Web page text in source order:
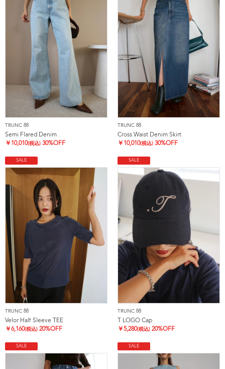
TRUNC 88
Semi Flared Denim
￥ 10,010(税込) 30%OFF
TRUNC 88
Cross Waist Denim Skirt
￥ 10,010(税込) 30%OFF
SALE
TRUNC 88
Velor Half Sleeve TEE
￥6,160(税込) 20%OFF
SALE
TRUNC 88
T LOGO Cap
￥5,280(税込) 20%OFF
SALE SALE